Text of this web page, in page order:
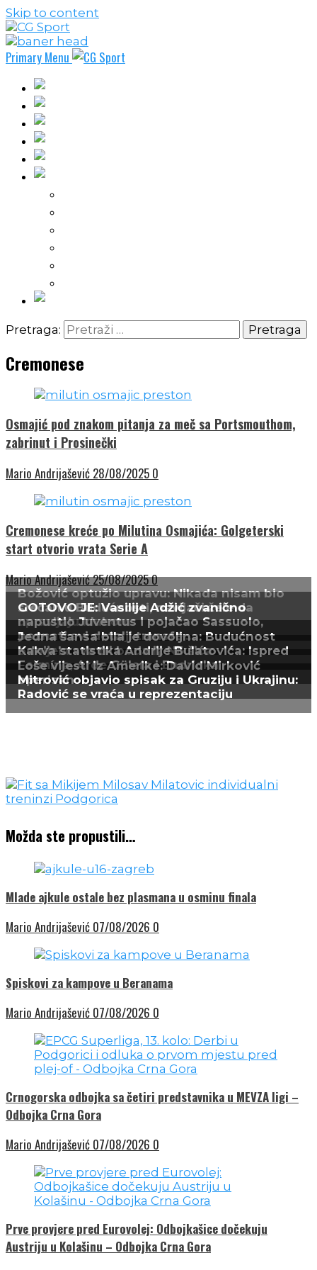
Skip to content
Primary Menu
Pretraga:
Cremonese
Osmajić pod znakom pitanja za meč sa Portsmouthom,
zabrinut i Prosinečki
Mario Andrijašević 28/08/2025 0
Cremonese kreće po Milutina Osmajića: Golgeterski
start otvorio vrata Serie A
Mario Andrijašević25/08/20250
Božović optužio upravu: Nikada nisam bio
srećan u Budućnosti, navijači žele da
upravljaju klubom
GOTOVO JE: Vasilije Adžić zvanično
napustio Juventus i pojačao Sassuolo,
poznati svi detalji transfe...
Jedna šansa bila je dovoljna: Budućnost
odnijela sva tri boda iz Nikšića
Kakva statistika Andrije Bulatovića: Ispred
Fermína, Arde Gülera i Endricka
Loše vijesti iz Amerike: David Mirković
operisan
Mitrović objavio spisak za Gruziju i Ukrajinu:
Radović se vraća u reprezentaciju
Možda ste propustili…
Mlade ajkule ostale bez plasmana u osminu finala
Mario Andrijašević 07/08/2026 0
Spiskovi za kampove u Beranama
Mario Andrijašević 07/08/2026 0
Crnogorska odbojka sa četiri predstavnika u MEVZA ligi –
Odbojka Crna Gora
Mario Andrijašević 07/08/2026 0
Prve provjere pred Eurovolej: Odbojkašice dočekuju
Austriju u Kolašinu – Odbojka Crna Gora